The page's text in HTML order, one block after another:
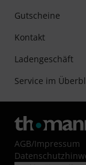
Gutscheine
Kontakt
Ladengeschäft
Service im
AGB/Impressum